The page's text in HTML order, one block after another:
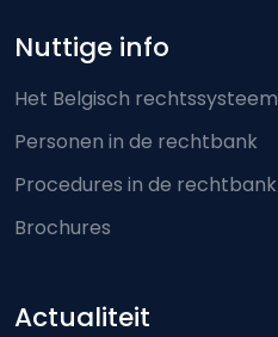
Nuttige info
Het Belgisch rechtssysteem
Personen in de rechtbank
Procedures in de rechtbank
Brochures
Actualiteit